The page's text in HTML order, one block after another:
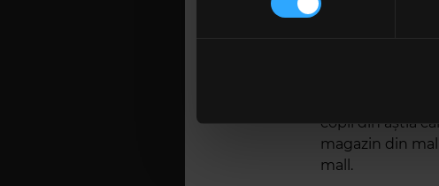
traficul. De asemenea, le oferim
care folosiți site-ul nostru. Aceștia
N-am fugit de
avem șanse.
ne-am dorit.
faptul că vom
copii din ăștia
magazin din
mall.